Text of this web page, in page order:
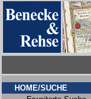
HOME/SUCHE